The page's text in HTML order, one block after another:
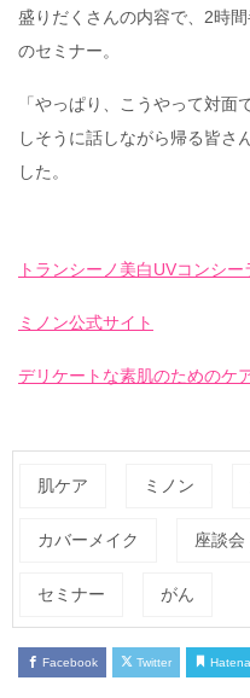
盛りだくさんの内容で、2時
のセミナー。
「やっぱり、こうやって対
しそうに話しながら帰る皆さ
した。
トランシーノ美白UVコンシー
ミノン公式サイト
デリケートな素肌のためのケ
肌ケア ミノン
カバーメイク 座談会
セミナー がん
Facebook Twitter Hatena